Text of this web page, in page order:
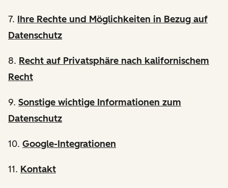
7. Ihre Rechte und Möglichkeiten in Bezug auf
Datenschutz
8. Recht auf Privatsphäre nach kalifornischem
Recht
9. Sonstige wichtige Informationen zum
Datenschutz
10. Google-Integrationen
11. Kontakt